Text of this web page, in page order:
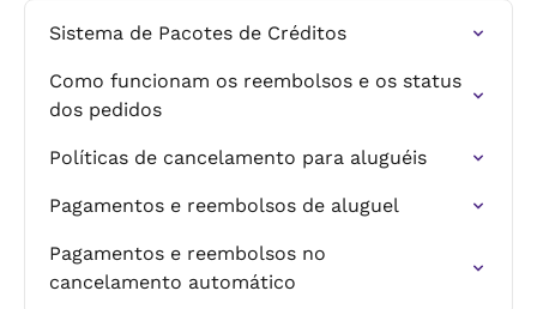
Sistema de Pacotes de Créditos
Como funcionam os reembolsos e os status
dos pedidos
Políticas de cancelamento para aluguéis
Pagamentos e reembolsos de aluguel
Pagamentos e reembolsos no
cancelamento automático